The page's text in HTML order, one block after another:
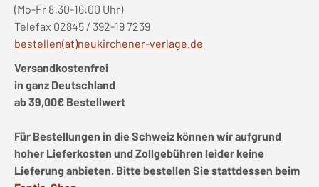
(Mo-Fr 8:30-16:00 Uhr)
Telefax 02845 / 392-19 7239
bestellen(at)neukirchener-verlage.de
Versandkostenfrei
in ganz Deutschland
ab 39,00€ Bestellwert
Für Bestellungen in die Schweiz können wir aufgrund
hoher Lieferkosten und Zollgebühren leider keine
Lieferung anbieten. Bitte bestellen Sie stattdessen beim